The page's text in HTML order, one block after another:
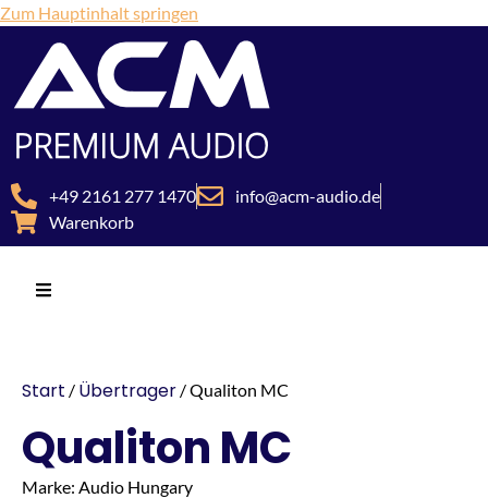
Zum Hauptinhalt springen
+49 2161 277 1470
info@acm-audio.de
Warenkorb
Start / Übertrager / Qualiton MC
Qualiton MC
Marke: Audio Hungary